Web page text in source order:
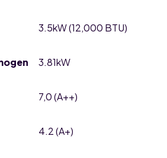
3.5kW (12,000 BTU)
3.81kW
7,0 (A++)
4.2 (A+)